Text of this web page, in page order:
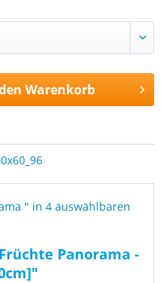
Warenkorb
" in 4 auswählbaren
Panorama -